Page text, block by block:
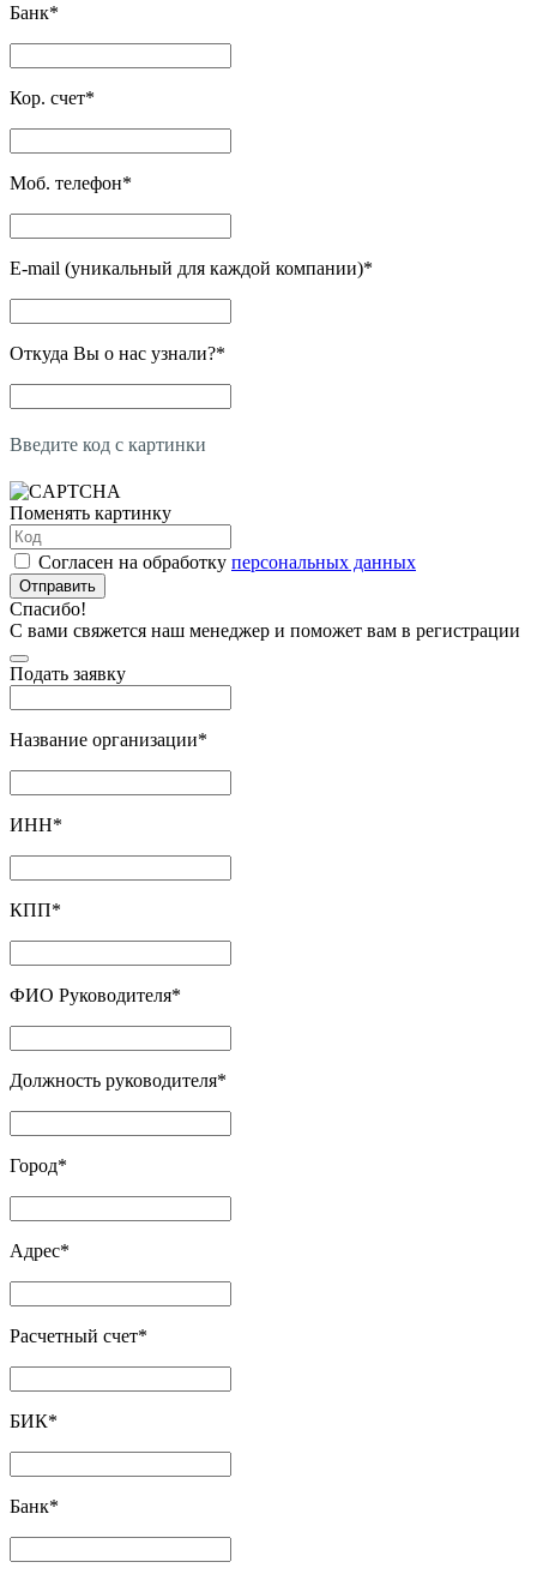
Банк*
Кор. счет*
Моб. телефон*
E-mail (уникальный для каждой компании)*
Откуда Вы о нас узнали?*
Введите код с картинки
Поменять картинку
Согласен на обработку персональных данных
Отправить
Спасибо!
С вами свяжется наш менеджер и поможет вам в регистрации
Подать заявку
Название организации*
ИНН*
КПП*
ФИО Руководителя*
Должность руководителя*
Город*
Адрес*
Расчетный счет*
БИК*
Банк*